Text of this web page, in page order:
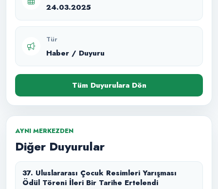
24.03.2025
Tür
Haber / Duyuru
Tüm Duyurulara Dön
AYNI MERKEZDEN
Diğer Duyurular
37. Uluslararası Çocuk Resimleri Yarışması
Ödül Töreni İleri Bir Tarihe Ertelendi